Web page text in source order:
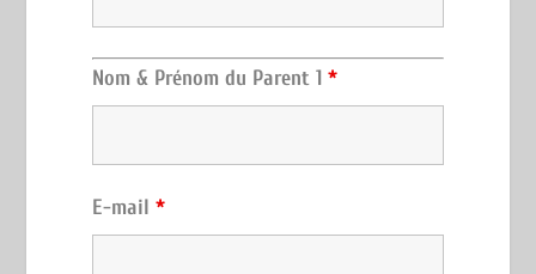
Nom & Prénom du Parent 1*
E-mail*